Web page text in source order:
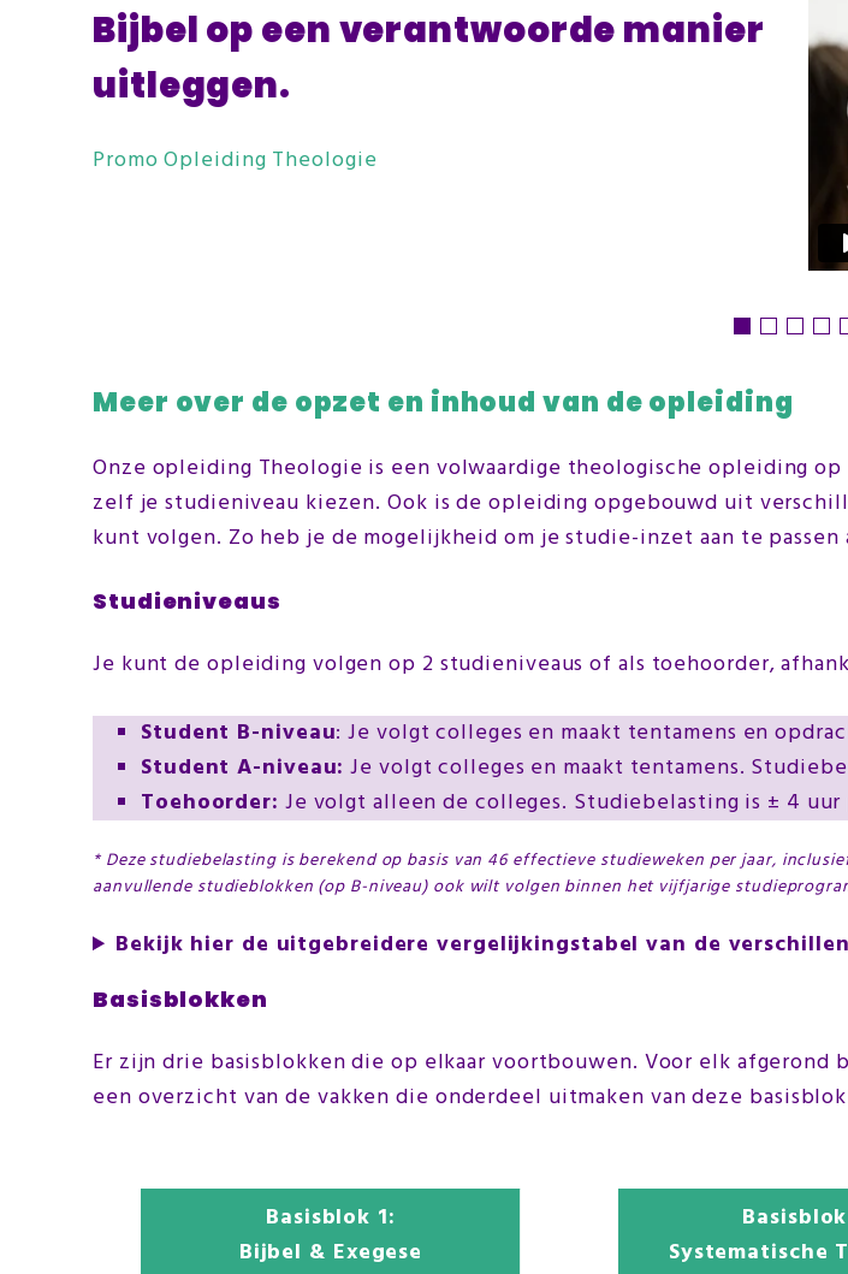
Bijbel op een verantwoorde manier
uitleggen.
Promo Opleiding Theologie
Meer over de opzet en inhoud van de opleiding
Onze opleiding Theologie is een volwaardige theologische opleiding
zelf je studieniveau kiezen. Ook is de opleiding opgebouwd uit
kunt volgen. Zo heb je de mogelijkheid om je studie-inzet aan te
Studieniveaus
Je kunt de opleiding volgen op 2 studieniveaus of als toehoorder,
Student B-niveau: Je volgt colleges en maakt tentamens en
Student A-niveau: Je volgt colleges en maakt tentamens.
Toehoorder: Je volgt alleen de colleges. Studiebelasting is ± 4 uur
* Deze studiebelasting is berekend op basis van 46 effectieve studieweken per jaar,
aanvullende studieblokken (op B-niveau) ook wilt volgen binnen het vijfjarige
Bekijk hier de uitgebreidere vergelijkingstabel van de
Basisblokken
Er zijn drie basisblokken die op elkaar voortbouwen. Voor elk
een overzicht van de vakken die onderdeel uitmaken van deze
Basisblok 1:
Bijbel & Exegese
Systematische